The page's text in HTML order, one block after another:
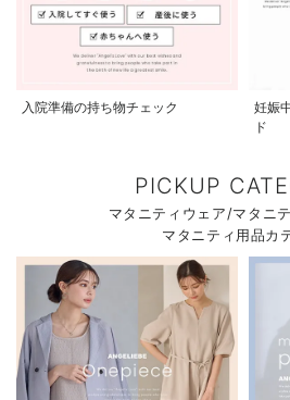
入院準備の持ち物チェック
妊娠
ド
PICKUP
マタニティウェア/マタニ
マタニティ用品カ